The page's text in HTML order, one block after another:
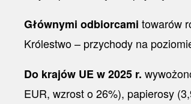
Głównymi odbiorcami towarów
Królestwo – przychody na
Do krajów UE w 2025 r.
EUR, wzrost o 26%), papierosy